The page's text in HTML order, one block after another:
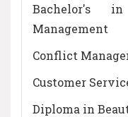
Bachelor's
Management
Conflict
Customer
Diploma in